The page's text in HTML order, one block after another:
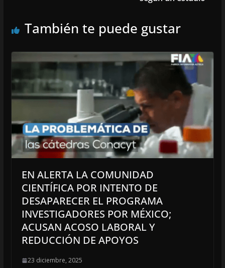
También te puede gustar
EN ALERTA LA COMUNIDAD
CIENTÍFICA POR INTENTO DE
DESAPARECER EL PROGRAMA
INVESTIGADORES POR MÉXICO;
ACUSAN ACOSO LABORAL Y
REDUCCIÓN DE APOYOS
23 diciembre, 2025